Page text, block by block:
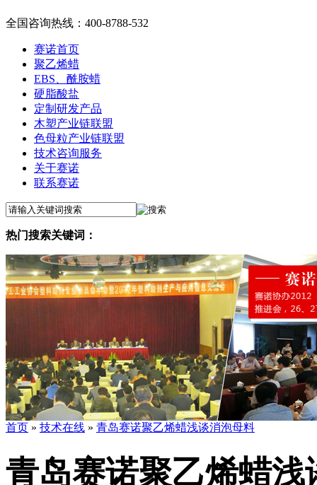
全国咨询热线： 400-8788-532
赛诺首页
聚乙烯蜡
EBS、酰胺蜡
硬脂酸盐
定制研发产品
木塑产业链联盟
色母粒产业链联盟
技术咨询服务
关于赛诺
联系赛诺
热门搜索关键词：
首页 » 技术在线 » 青岛赛诺聚乙烯蜡浅谈消泡母料
青岛赛诺聚乙烯蜡浅